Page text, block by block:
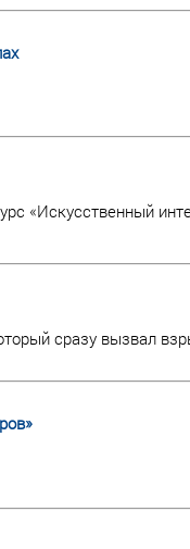
«Искусственный
сразу вызвал